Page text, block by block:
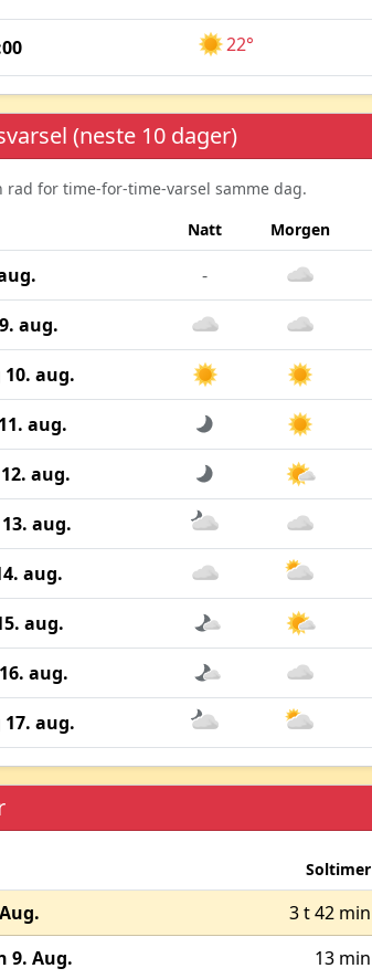
22°
(neste 10 dager)
rad for time-for-time-varsel samme dag.
Natt Morgen
-
aug.
aug.
aug.
aug.
aug.
aug.
aug.
aug.
aug.
Soltimer
3 t 42 min
9. Aug. 13 min